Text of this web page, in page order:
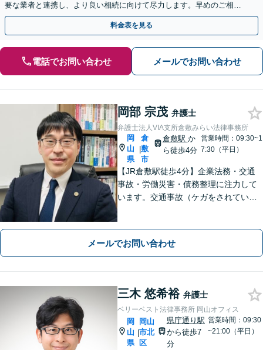
要な業者と連携し、より良い相続に向けて尽力します。早めのご相談
が複雑化を防ぐカギとなります【休日相談可】
料金表を見る
電話でお問い合わせ メールでお問い合わせ
岡部 宗茂 弁護士
弁護士法人VIA支所倉敷みらい法律事務所
岡
山
県
|
倉
敷
市
倉敷駅 か
ら徒歩4分
営業時間：09:30~1
7:30（平日）
【JR倉敷駅徒歩4分】企業法務・交通
事故・労働災害・債務整理に注力して
います。交通事故（ケガをされている
無料です。
メールでお問い合わせ
三木 悠希裕 弁護士
ベリーベスト法律事務所 岡山オフィス
岡
山
県
|
岡山
市北
区
県庁通り駅
から徒歩7
分
営業時間：09:30
~21:00（平日）